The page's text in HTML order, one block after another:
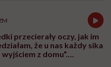
przecierały oczy, jak im
że u nas każdy sika
z domu”.